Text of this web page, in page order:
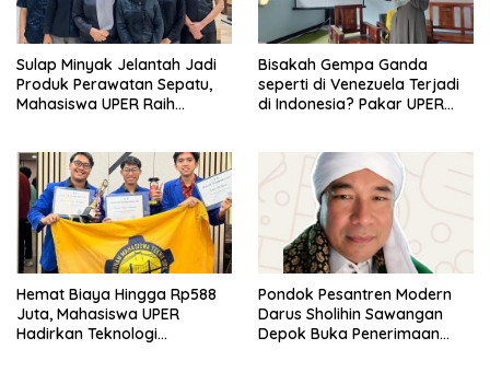
Sulap Minyak Jelantah Jadi
Produk Perawatan Sepatu,
Mahasiswa UPER Raih
Bisakah Gempa Ganda
seperti di Venezuela Terjadi
di Indonesia? Pakar UPER
Hemat Biaya Hingga Rp588
Juta, Mahasiswa UPER
Hadirkan Teknologi
Pondok Pesantren Modern
Darus Sholihin Sawangan
Depok Buka Penerimaan